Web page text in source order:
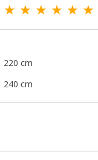
★ ★ ★ ★ ★ ★
220 cm
240 cm